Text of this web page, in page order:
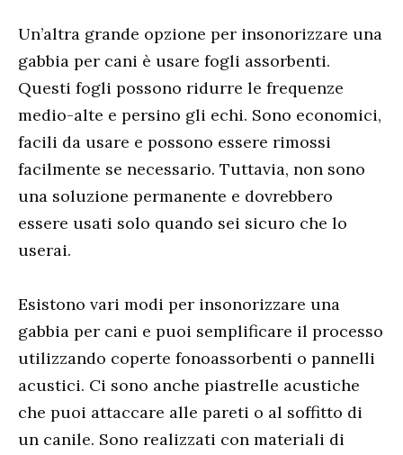
Un’altra grande opzione per insonorizzare una
gabbia per cani è usare fogli assorbenti.
Questi fogli possono ridurre le frequenze
medio-alte e persino gli echi. Sono economici,
facili da usare e possono essere rimossi
facilmente se necessario. Tuttavia, non sono
una soluzione permanente e dovrebbero
essere usati solo quando sei sicuro che lo
userai.
Esistono vari modi per insonorizzare una
gabbia per cani e puoi semplificare il processo
utilizzando coperte fonoassorbenti o pannelli
acustici. Ci sono anche piastrelle acustiche
che puoi attaccare alle pareti o al soffitto di
un canile. Sono realizzati con materiali di